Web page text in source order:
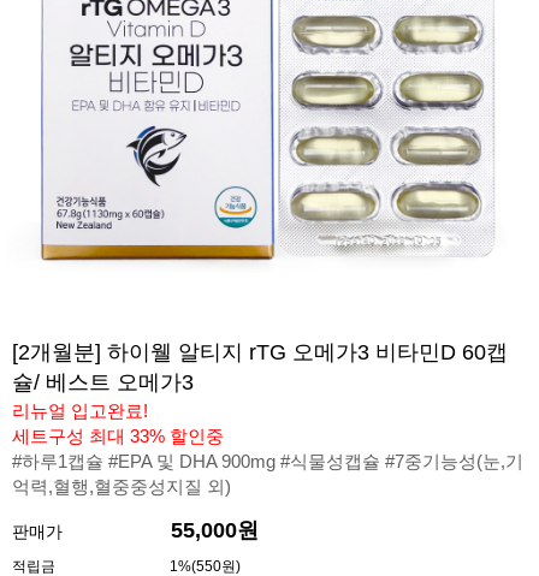
[2개월분] 하이웰 알티지 rTG 오메가3 비타민D 60캡
슐/ 베스트 오메가3
리뉴얼 입고완료!
세트구성 최대 33% 할인중
#하루1캡슐 #EPA 및 DHA 900mg #식물성캡슐 #7중기능성(눈,기
억력,혈행,혈중중성지질 외)
판매가 55,000원
적립금 1%(550원)